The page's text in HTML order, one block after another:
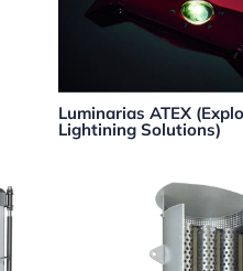
Luminarias ATEX
Lightining Solutions)